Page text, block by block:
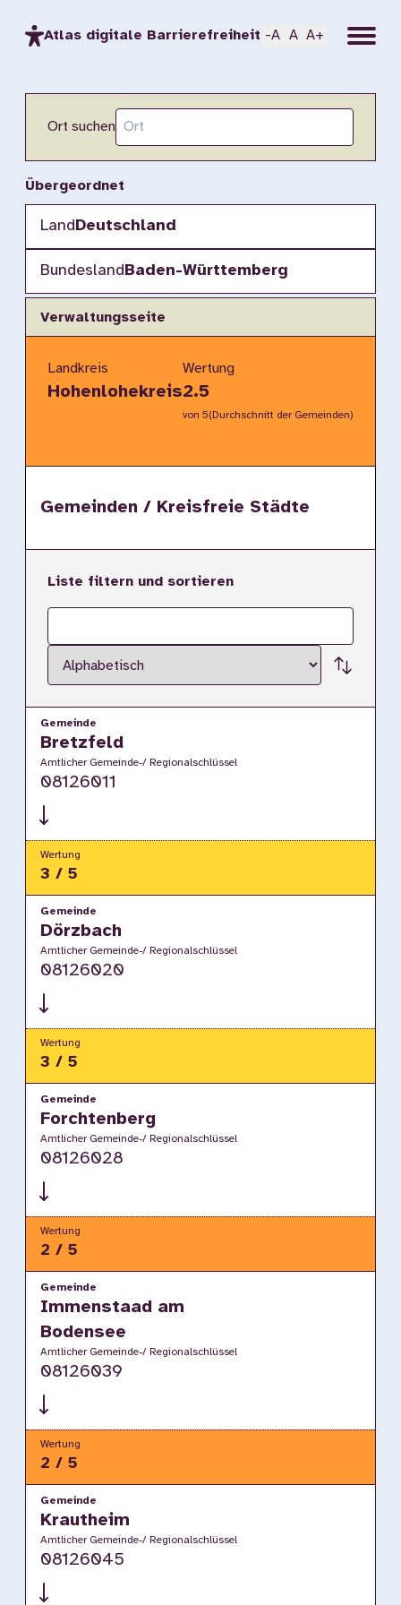
Atlas digitale Barrierefreiheit -A A A+ Menu
Ort suchen
Übergeordnet
LandDeutschland
BundeslandBaden-Württemberg
Verwaltungsseite
Landkreis
Hohenlohekreis
Wertung
2.5
von 5(Durchschnitt der Gemeinden)
Gemeinden / Kreisfreie Städte
Liste filtern und sortieren
Sortierung
Gemeinde
Bretzfeld
Amtlicher Gemeinde-/ Regionalschlüssel
08126011
Wertung
3 / 5
Gemeinde
Dörzbach
Amtlicher Gemeinde-/ Regionalschlüssel
08126020
Wertung
3 / 5
Gemeinde
Forchtenberg
Amtlicher Gemeinde-/ Regionalschlüssel
08126028
Wertung
2 / 5
Gemeinde
Immenstaad am
Bodensee
Amtlicher Gemeinde-/ Regionalschlüssel
08126039
Wertung
2 / 5
Gemeinde
Krautheim
Amtlicher Gemeinde-/ Regionalschlüssel
08126045